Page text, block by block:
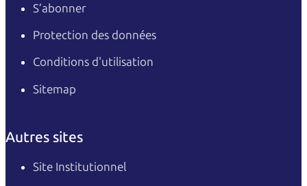
S’abonner
Protection des données
Conditions d'utilisation
Sitemap
Autres sites
Site Institutionnel